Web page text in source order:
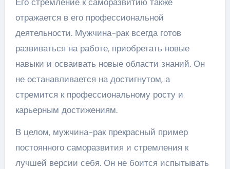
отражается в его профессиональной
деятельности. Мужчина-рак всегда готов
развиваться на работе, приобретать новые
навыки и осваивать новые области знаний. Он
не останавливается на достигнутом, а
стремится к профессиональному росту и
карьерным достижениям.
В целом, мужчина-рак прекрасный пример
постоянного саморазвития и стремления к
лучшей версии себя. Он не боится испытывать